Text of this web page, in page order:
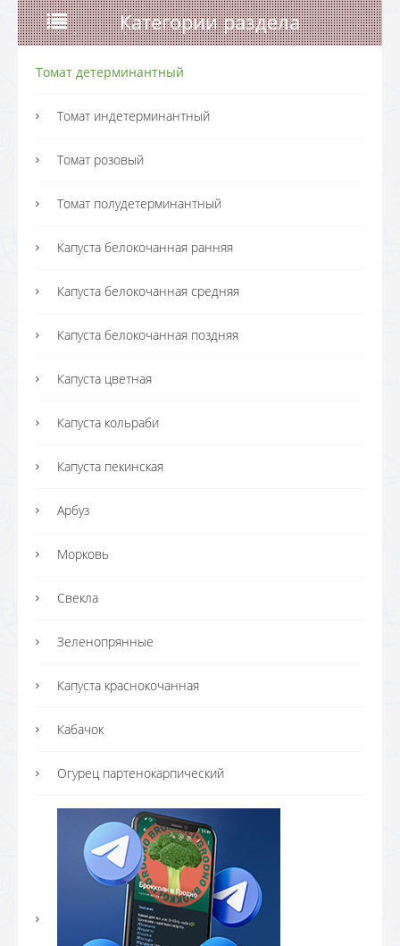
Категории раздела
Томат детерминантный
Томат индетерминантный
Томат розовый
Томат полудетерминантный
Капуста белокочанная ранняя
Капуста белокочанная средняя
Капуста белокочанная поздняя
Капуста цветная
Капуста кольраби
Капуста пекинская
Арбуз
Морковь
Свекла
Зеленопрянные
Капуста краснокочанная
Кабачок
Огурец партенокарпический